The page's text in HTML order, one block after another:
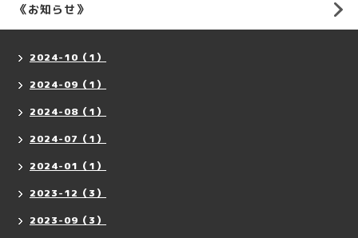
《お知らせ》
2024-10（1）
2024-09（1）
2024-08（1）
2024-07（1）
2024-01（1）
2023-12（3）
2023-09（3）